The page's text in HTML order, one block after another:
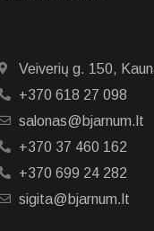
Veiverių g. 150,
+370 618 27 098
salonas@bjarnum.lt
+370 37 460 162
+370 699 24 282
sigita@bjarnum.lt